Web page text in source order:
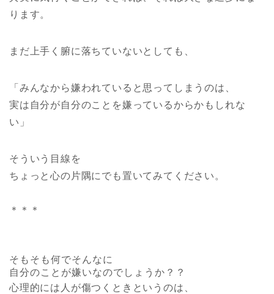
ります。
まだ上手く腑に落ちていないとしても、
「みんなから嫌われていると思ってしまうのは、
実は自分が自分のことを嫌っているからかもしれな
い」
そういう目線を
ちょっと心の片隅にでも置いてみてください。
＊＊＊
そもそも何でそんなに
自分のことが嫌いなのでしょうか？？
心理的には人が傷つくときというのは、